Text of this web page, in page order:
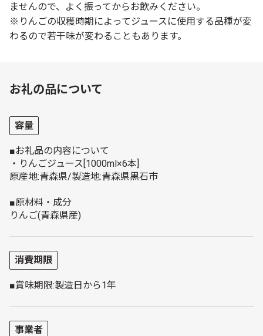
ませんので、よく振ってからお飲みください。
※りんごの収穫時期によってジュースに使用する品種が変
わるので若干味が変わることもあります。
お礼の品について
容量
■お礼品の内容について
・りんごジュース[1000ml×6本]
原産地:青森県/製造地:青森県黒石市
■原材料・成分
りんご(青森県産)
消費期限
■賞味期限:製造日から1年
事業者